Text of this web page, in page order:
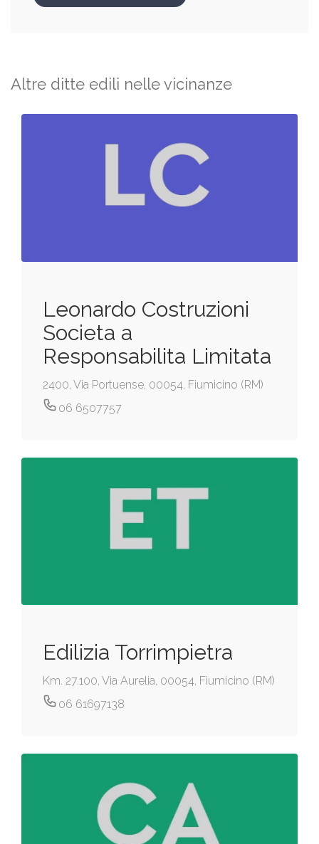
Altre ditte edili nelle vicinanze
Leonardo Costruzioni
Societa a
Responsabilita Limitata
2400, Via Portuense, 00054, Fiumicino (RM)
06 6507757
Edilizia Torrimpietra
Km. 27.100, Via Aurelia, 00054, Fiumicino (RM)
06 61697138